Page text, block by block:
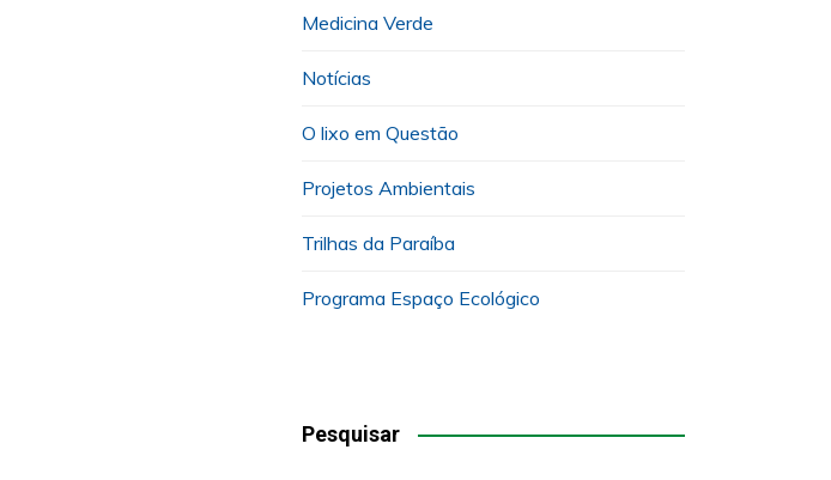
Medicina Verde
Notícias
O lixo em Questão
Projetos Ambientais
Trilhas da Paraíba
Programa Espaço Ecológico
Pesquisar